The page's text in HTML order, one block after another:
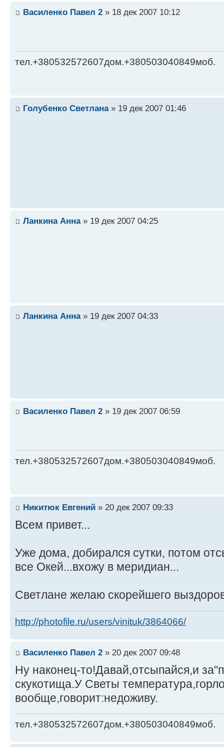
Василенко Павел 2 » 18 дек 2007 10:12
тел.+380532572607дом.+380503040849моб.
Голубенко Светлана» 19 дек 2007 01:46
Ланкина Анна» 19 дек 2007 04:25
Ланкина Анна» 19 дек 2007 04:33
Василенко Павел 2 » 19 дек 2007 06:59
тел.+380532572607дом.+380503040849моб.
Никитюк Евгений » 20 дек 2007 09:33
Всем привет...
Уже дома, добирался сутки, потом
все Окей...вхожу в меридиан...
Светлане желаю скорейшего
http://photofile.ru/users/vinituk/3864066/
Василенко Павел 2 » 20 дек 2007 09:48
Ну наконец-то!Давай,отсыпайся,и
скукотища.У Светы
вообще,говорит:недоживу.
тел.+380532572607дом.+380503040849моб.